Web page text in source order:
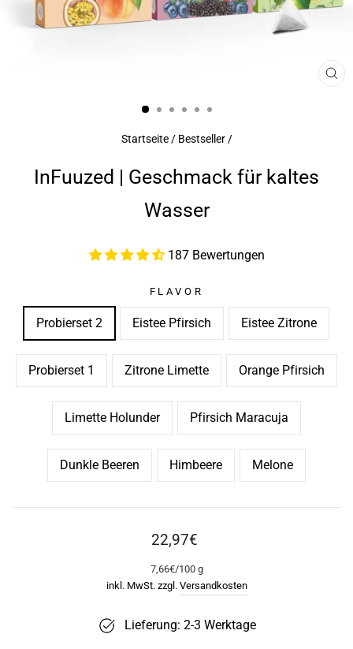
Startseite / Bestseller /
InFuuzed | Geschmack für kaltes
Wasser
187 Bewertungen
FLAVOR
Probierset 2 Eistee Pfirsich Eistee Zitrone
Probierset 1 Zitrone Limette Orange Pfirsich
Limette Holunder Pfirsich Maracuja
Dunkle Beeren Himbeere Melone
Normaler
22,97€
7,66€/100 g
inkl. MwSt. zzgl. Versandkosten
Lieferung: 2-3 Werktage